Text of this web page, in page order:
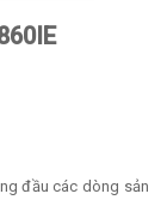
đầu các dòng sản